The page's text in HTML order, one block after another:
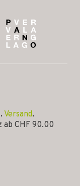
Versand.
ab CHF 90.00